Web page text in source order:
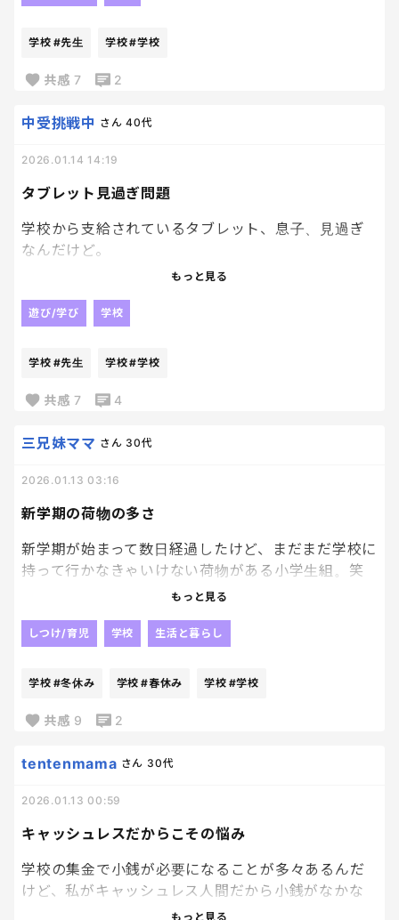
てみます💦とのこと。
イライラするー！！！
学校 #先生 学校#学校
共感 7 2
タブレット見過ぎ問題
中受挑戦中 さん 40代
2026.01.14 14:19
学校から支給されているタブレット、息子、見過ぎ
なんだけど。
たり、とにかく注意しなけりゃ永遠に観てる。
うーん 担任の先生に相談するまでもないのかな…な
もっと見る
遊び/学び 学校
学校 #先生 学校#学校
共感 7 4
新学期の荷物の多さ
三兄妹ママ さん 30代
2026.01.13 03:16
新学期が始まって数日経過したけど、まだまだ学校に
持って行かなきゃいけない荷物がある小学生組。笑
だよねー
もう、冬休みの段階で1回持ち帰るのなくていいじゃ
もっと見る
しつけ/育児 学校 生活と暮らし
学校 #冬休み 学校 #春休み 学校 #学校
共感 9 2
キャッシュレスだからこその悩み
tentenmama さん 30代
2026.01.13 00:59
学校の集金で小銭が必要になることが多々あるんだ
けど、私がキャッシュレス人間だから小銭がなかな
もっと見る